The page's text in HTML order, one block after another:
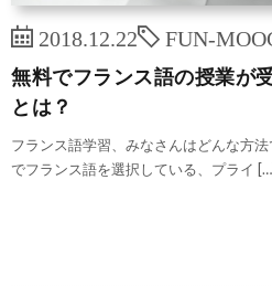
2018.12.22 FUN-
無料でフランス語の授業が
とは？
フランス語学習、みなさんはどんな方
でフランス語を選択している、プライ